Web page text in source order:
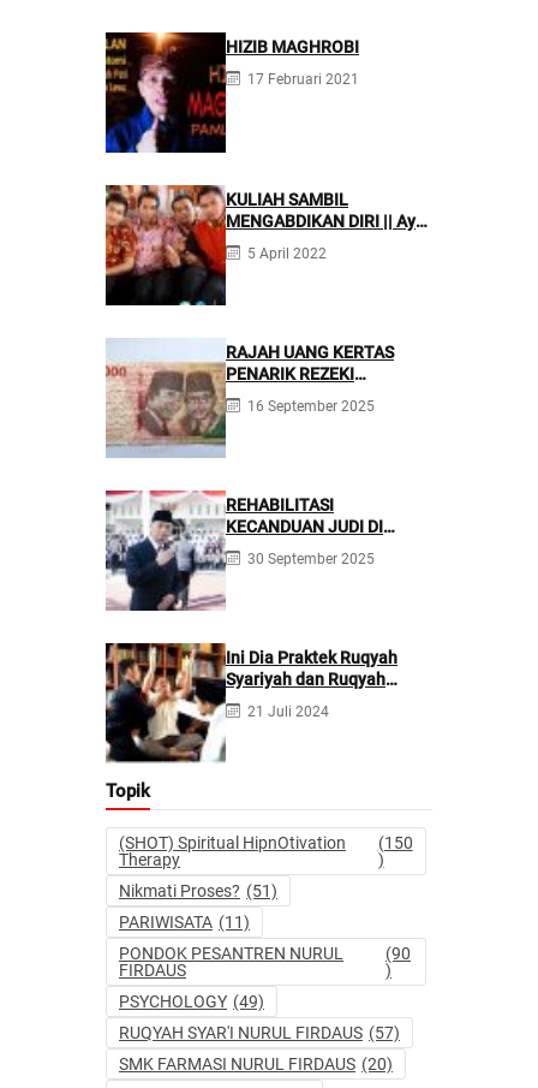
HIZIB MAGHROBI
17 Februari 2021
KULIAH SAMBIL
MENGABDIKAN DIRI || Ayo
Mondok di Pesantren
Nurul Firdaus
5 April 2022
RAJAH UANG KERTAS
PENARIK REZEKI
BERLIMPAH
16 September 2025
REHABILITASI
KECANDUAN JUDI DI
PONPES NURUL FIRDAUS ||
Kecanduan Judi
30 September 2025
Ini Dia Praktek Ruqyah
Syariyah dan Ruqyah
Syetan Menurut Dr Gumilar
21 Juli 2024
Topik
(SHOT) Spiritual HipnOtivation
Therapy
(150
)
Nikmati Proses? (51)
PARIWISATA (11)
PONDOK PESANTREN NURUL
FIRDAUS
(90
)
PSYCHOLOGY (49)
RUQYAH SYAR'I NURUL FIRDAUS (57)
SMK FARMASI NURUL FIRDAUS (20)